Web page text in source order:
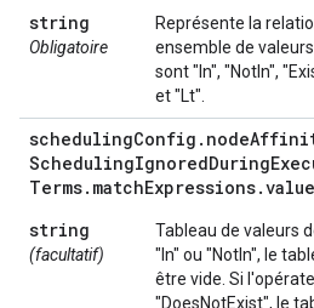
string
Obligatoire
Représente la
ensemble de
sont "In", "NotIn",
et "Lt".
schedulingConfig . node
SchedulingIgnoredDuring
Terms. matchExpressions.
string
(facultatif)
Tableau de valeurs
"In" ou "NotIn", le
être vide. Si
"DoesNotExist", le